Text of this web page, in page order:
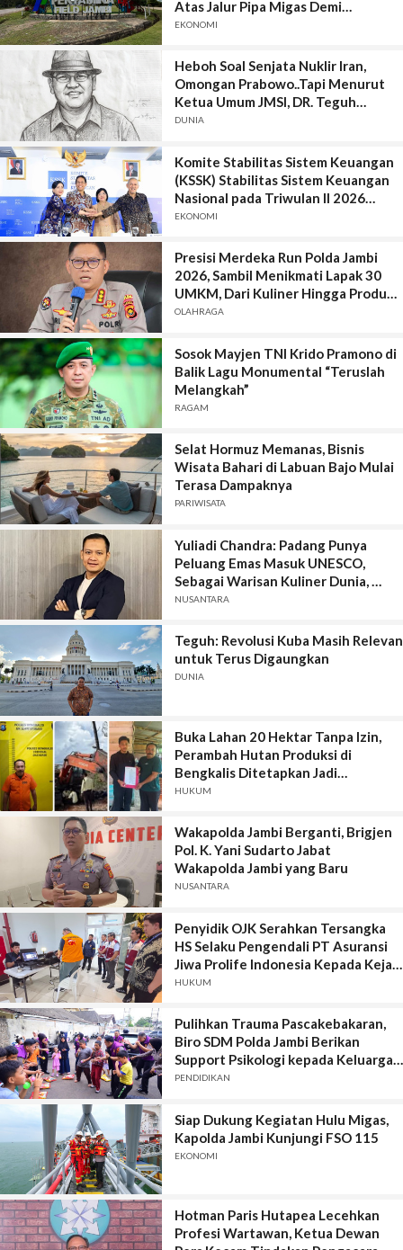
Atas Jalur Pipa Migas Demi
Keselamatan Bersama
EKONOMI
Heboh Soal Senjata Nuklir Iran,
Omongan Prabowo..Tapi Menurut
Ketua Umum JMSI, DR. Teguh
Santosa, Kutipan yang Viral itu,
DUNIA
Komite Stabilitas Sistem Keuangan
(KSSK) Stabilitas Sistem Keuangan
Nasional pada Triwulan II 2026
Terjaga di Tengah Meningkatnya
EKONOMI
Presisi Merdeka Run Polda Jambi
2026, Sambil Menikmati Lapak 30
UMKM, Dari Kuliner Hingga Produk
Kreatif
OLAHRAGA
Sosok Mayjen TNI Krido Pramono di
Balik Lagu Monumental “Teruslah
Melangkah”
RAGAM
Selat Hormuz Memanas, Bisnis
Wisata Bahari di Labuan Bajo Mulai
Terasa Dampaknya
PARIWISATA
Yuliadi Chandra: Padang Punya
Peluang Emas Masuk UNESCO,
Sebagai Warisan Kuliner Dunia,
Media dan Masyarakat Harus
NUSANTARA
Teguh: Revolusi Kuba Masih Relevan
untuk Terus Digaungkan
DUNIA
Buka Lahan 20 Hektar Tanpa Izin,
Perambah Hutan Produksi di
Bengkalis Ditetapkan Jadi
Tersangka
HUKUM
Wakapolda Jambi Berganti, Brigjen
Pol. K. Yani Sudarto Jabat
Wakapolda Jambi yang Baru
NUSANTARA
Penyidik OJK Serahkan Tersangka
HS Selaku Pengendali PT Asuransi
Jiwa Prolife Indonesia Kepada Kejari
Jakarta Selatan, Jaksa Penuntut
Lengkap (P.21)
HUKUM
Pulihkan Trauma Pascakebakaran,
Biro SDM Polda Jambi Berikan
Support Psikologi kepada Keluarga
Korban
PENDIDIKAN
Siap Dukung Kegiatan Hulu Migas,
Kapolda Jambi Kunjungi FSO 115
EKONOMI
Hotman Paris Hutapea Lecehkan
Profesi Wartawan, Ketua Dewan